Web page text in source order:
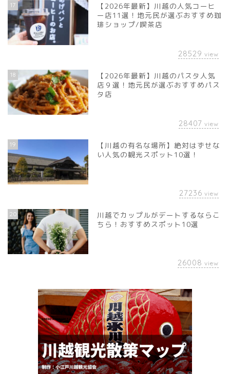
17
【2026年最新】川越の人気コーヒ
ー店11選！地元民が選ぶおすすめ珈
琲ショップ/喫茶店
28529 view
18
【2026年最新】川越のパスタ人気
店９選！地元民が選ぶおすすめパス
タ店
28407 view
19
【川越の有名な場所】絶対はずせな
い人気の観光スポット10選！
27236 view
20
川越でカップルがデートするならこ
ちら！おすすめスポット10選
26008 view